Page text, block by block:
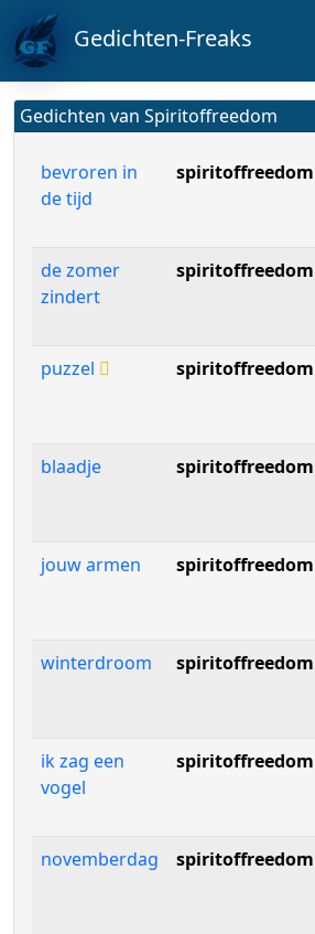
Gedichten-Freaks
Gedichten van Spiritoffreedom
bevroren in
de tijd
spiritoffreedom
de zomer
zindert
spiritoffreedom
puzzel
spiritoffreedom
blaadje
spiritoffreedom
jouw armen
spiritoffreedom
winterdroom
spiritoffreedom
ik zag een
vogel
spiritoffreedom
novemberdag
spiritoffreedom